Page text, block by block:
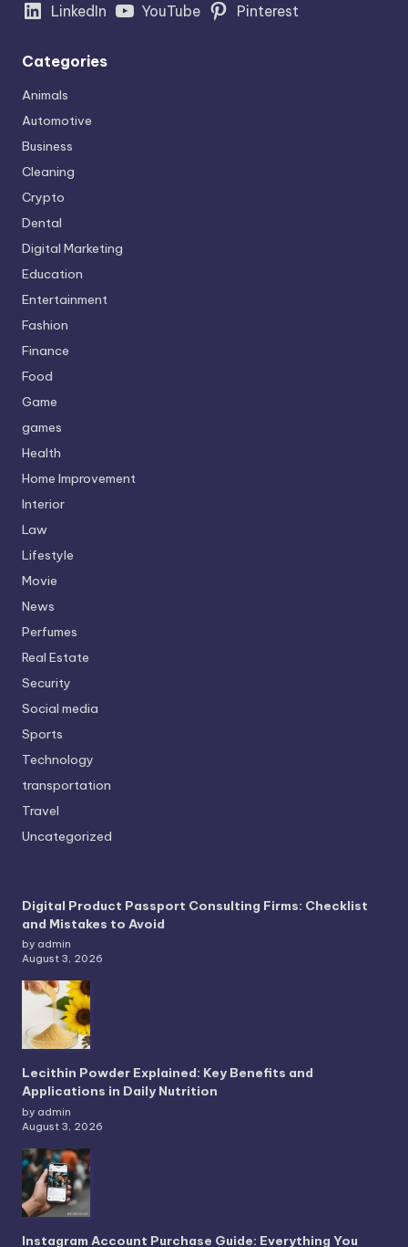
LinkedIn
YouTube Pinterest
Categories
Animals
Automotive
Business
Cleaning
Crypto
Dental
Digital Marketing
Education
Entertainment
Fashion
Finance
Food
Game
games
Health
Home Improvement
Interior
Law
Lifestyle
Movie
News
Perfumes
Real Estate
Security
Social media
Sports
Technology
transportation
Travel
Uncategorized
Digital Product Passport Consulting Firms: Checklist
and Mistakes to Avoid
by admin
August 3, 2026
Lecithin Powder Explained: Key Benefits and
Applications in Daily Nutrition
by admin
August 3, 2026
Instagram Account Purchase Guide: Everything You